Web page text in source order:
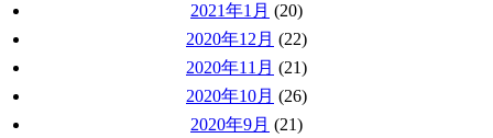
2021年1月 (20)
2020年12月 (22)
2020年11月 (21)
2020年10月 (26)
2020年9月 (21)